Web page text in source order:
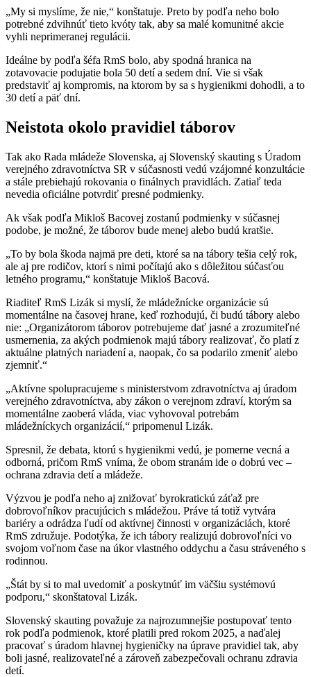
„My si myslíme, že nie,“ konštatuje. Preto by podľa neho bolo
potrebné zdvihnúť tieto kvóty tak, aby sa malé komunitné akcie
vyhli neprimeranej regulácii.
Ideálne by podľa šéfa RmS bolo, aby spodná hranica na
zotavovacie podujatie bola 50 detí a sedem dní. Vie si však
predstaviť aj kompromis, na ktorom by sa s hygienikmi dohodli, a to
30 detí a päť dní.
Neistota okolo pravidiel táborov
Tak ako Rada mládeže Slovenska, aj Slovenský skauting s Úradom
verejného zdravotníctva SR v súčasnosti vedú vzájomné konzultácie
a stále prebiehajú rokovania o finálnych pravidlách. Zatiaľ teda
nevedia oficiálne potvrdiť presné podmienky.
Ak však podľa Mikloš Bacovej zostanú podmienky v súčasnej
podobe, je možné, že táborov bude menej alebo budú kratšie.
„To by bola škoda najmä pre deti, ktoré sa na tábory tešia celý rok,
ale aj pre rodičov, ktorí s nimi počítajú ako s dôležitou súčasťou
letného programu,“ konštatuje Mikloš Bacová.
Riaditeľ RmS Lizák si myslí, že mládežnícke organizácie sú
momentálne na časovej hrane, keď rozhodujú, či budú tábory alebo
nie: „Organizátorom táborov potrebujeme dať jasné a zrozumiteľné
usmernenia, za akých podmienok majú tábory realizovať, čo platí z
aktuálne platných nariadení a, naopak, čo sa podarilo zmeniť alebo
zjemniť.“
„Aktívne spolupracujeme s ministerstvom zdravotníctva aj úradom
verejného zdravotníctva, aby zákon o verejnom zdraví, ktorým sa
momentálne zaoberá vláda, viac vyhovoval potrebám
mládežníckych organizácií,“ pripomenul Lizák.
Spresnil, že debata, ktorú s hygienikmi vedú, je pomerne vecná a
odborná, pričom RmS vníma, že obom stranám ide o dobrú vec –
ochrana zdravia detí a mládeže.
Výzvou je podľa neho aj znižovať byrokratickú záťaž pre
dobrovoľníkov pracujúcich s mládežou. Práve tá totiž vytvára
bariéry a odrádza ľudí od aktívnej činnosti v organizáciách, ktoré
RmS združuje. Podotýka, že ich tábory realizujú dobrovoľníci vo
svojom voľnom čase na úkor vlastného oddychu a času stráveného s
rodinnou.
„Štát by si to mal uvedomiť a poskytnúť im väčšiu systémovú
podporu,“ skonštatoval Lizák.
Slovenský skauting považuje za najrozumnejšie postupovať tento
rok podľa podmienok, ktoré platili pred rokom 2025, a naďalej
pracovať s úradom hlavnej hygieničky na úprave pravidiel tak, aby
boli jasné, realizovateľné a zároveň zabezpečovali ochranu zdravia
detí.